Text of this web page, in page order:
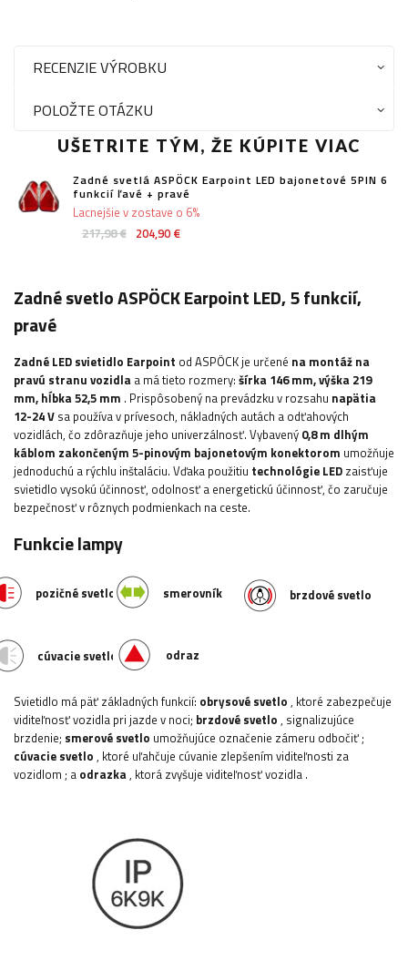
RECENZIE VÝROBKU
POLOŽTE OTÁZKU
UŠETRITE TÝM, ŽE KÚPITE VIAC
Zadné svetlá ASPÖCK Earpoint LED bajonetové 5PIN 6
funkcií ľavé + pravé
217,98 € 204,90 €
Lacnejšie v zostave o 6%
Zadné svetlo ASPÖCK Earpoint LED, 5 funkcií,
pravé
Zadné LED svietidlo Earpoint od ASPÖCK je určené na montáž na
pravú stranu vozidla a má tieto rozmery: šírka 146 mm, výška 219
mm, hĺbka 52,5 mm . Prispôsobený na prevádzku v rozsahu napätia
12-24 V sa používa v prívesoch, nákladných autách a odťahových
vozidlách, čo zdôrazňuje jeho univerzálnosť. Vybavený 0,8 m dlhým
káblom zakončeným 5-pinovým bajonetovým konektorom umožňuje
jednoduchú a rýchlu inštaláciu. Vďaka použitiu technológie LED zaisťuje
svietidlo vysokú účinnosť, odolnosť a energetickú účinnosť, čo zaručuje
bezpečnosť v rôznych podmienkach na ceste.
Funkcie lampy
pozičné svetlo
cúvacie svetlo
smerovník
odraz
brzdové svetlo
Svietidlo má päť základných funkcií: obrysové svetlo , ktoré zabezpečuje
viditeľnosť vozidla pri jazde v noci; brzdové svetlo , signalizujúce
brzdenie; smerové svetlo umožňujúce označenie zámeru odbočiť;
cúvacie svetlo , ktoré uľahčuje cúvanie zlepšením viditeľnosti za
vozidlom ; a odrazka, ktorá zvyšuje viditeľnosť vozidla .